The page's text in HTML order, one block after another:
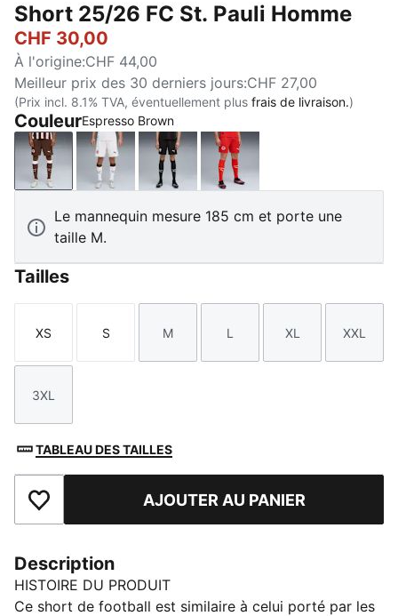
Short 25/26 FC St. Pauli Homme
CHF 30,00
À l'origine:CHF 44,00
Meilleur prix des 30 derniers jours:CHF 27,00
(Prix incl. 8.1% TVA, éventuellement plus frais de livraison.)
CouleurEspresso Brown
Espresso BrownPUMA White-Espresso Brown
PUMA Black-PUMA White
Burnt Red-PUMA White
Le mannequin mesure 185 cm et porte une
taille M.
Tailles
Taille
XS
Taille
S
Taille
M
Taille
L
Taille
XL
Taille
XXL
Taille
3XL
TABLEAU DES TAILLES
Ajouter aux favorisAJOUTER AU PANIER
Description
HISTOIRE DU PRODUIT
Ce short de football est similaire à celui porté par les